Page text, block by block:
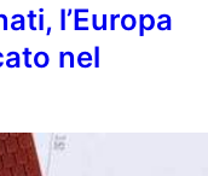
l’Europa
nel